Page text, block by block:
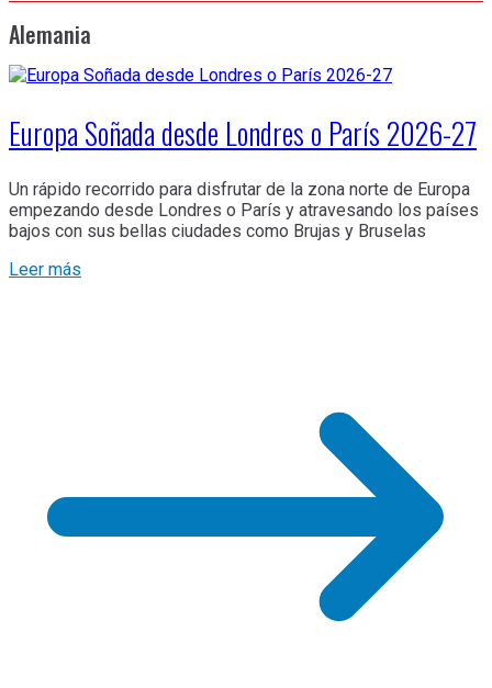
Alemania
Europa Soñada desde Londres o París 2026-27
Un rápido recorrido para disfrutar de la zona norte de Europa
empezando desde Londres o París y atravesando los países
bajos con sus bellas ciudades como Brujas y Bruselas
Leer más